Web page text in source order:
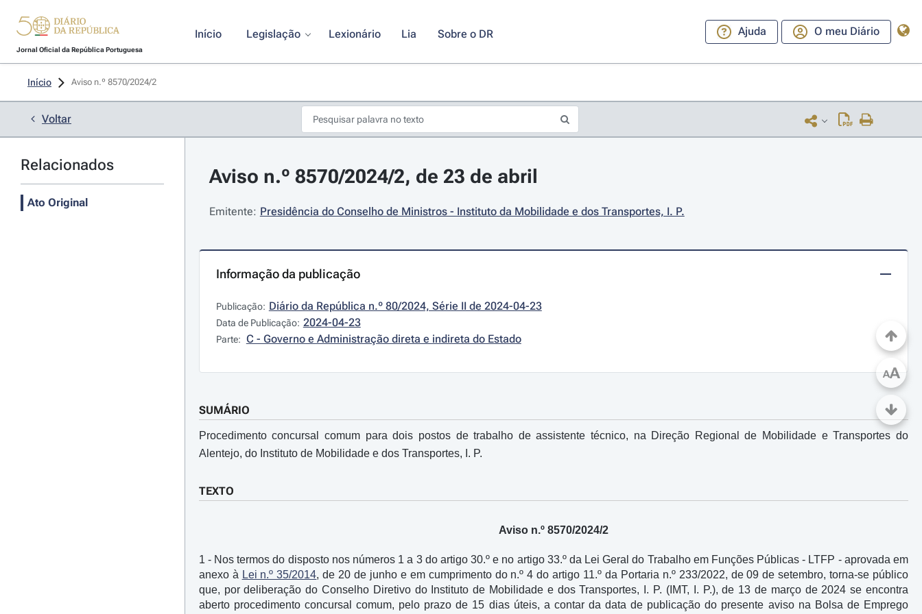
Jornal Oficial da República Portuguesa
Início Legislação Lexionário Lia Sobre o DR Ajuda O meu Diário
Início Aviso n.º 8570/2024/2
Voltar
Relacionados
Ato Original
Aviso n.º 8570/2024/2, de 23 de abril
Emitente: Presidência do Conselho de Ministros - Instituto da Mobilidade e dos Transportes, I. P.
Informação da publicação
Publicação: Diário da República n.º 80/2024, Série II de 2024-04-23
Data de Publicação: 2024-04-23
Parte: C - Governo e Administração direta e indireta do Estado
SUMÁRIO
Procedimento concursal comum para dois postos de trabalho de assistente técnico, na Direção Regional de Mobilidade e Transportes do
Alentejo, do Instituto de Mobilidade e dos Transportes, I. P.
TEXTO
Aviso n.º 8570/2024/2
1 - Nos termos do disposto nos números 1 a 3 do artigo 30.º e no artigo 33.º da Lei Geral do Trabalho em Funções Públicas - LTFP - aprovada em
anexo à Lei n.º 35/2014, de 20 de junho e em cumprimento do n.º 4 do artigo 11.º da Portaria n.º 233/2022, de 09 de setembro, torna-se público
que, por deliberação do Conselho Diretivo do Instituto de Mobilidade e dos Transportes, I. P. (IMT, I. P.), de 13 de março de 2024 se encontra
aberto procedimento concursal comum, pelo prazo de 15 dias úteis, a contar da data de publicação do presente aviso na Bolsa de Emprego
AA